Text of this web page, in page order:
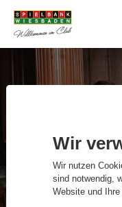
Wir
Wir nutzen
sind notwendig,
Website und
Skip to main content